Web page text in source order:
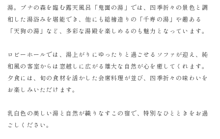
湯。ブナの森を臨む露天風呂「鬼面の湯」では、四季折々の景色と調
和した湯浴みを堪能でき、他にも総檜造りの「千寿の湯」や趣ある
「天狗の湯」など、多彩な湯殿を楽しめるのも魅力となっています。
ロビーホールでは、湯上がりにゆったりと過ごせるソファが迎え、純
和風の客室からは窓越しに広がる雄大な自然が心を癒してくれます。
夕食には、旬の食材を活かした会席料理が並び、四季折々の味わいを
お楽しみいただけます。
乳白色の美しい湯と自然が織りなすこの宿で、特別なひとときをお過
ごしください。